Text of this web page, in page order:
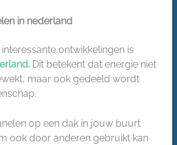
in nederland
ontwikkelingen is
.Dit betekent dat energie niet
maar ook gedeeld wordt
op een dak in jouw buurt
ook door anderen gebruikt kan